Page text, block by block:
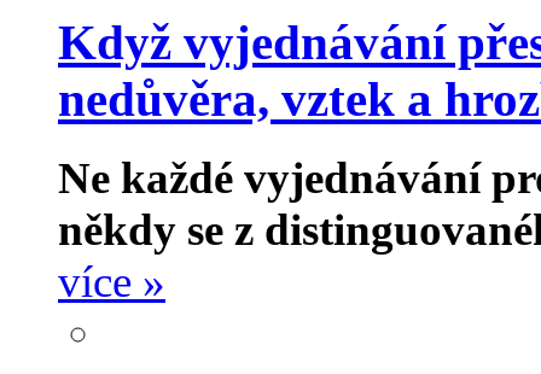
Když vyjednávání
nedůvěra, vztek a
Ne každé vyjednávání
někdy se z
více »